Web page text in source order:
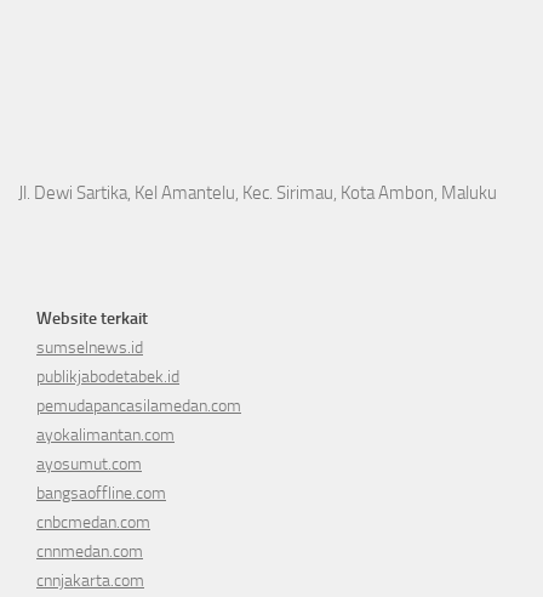
Jl. Dewi Sartika, Kel Amantelu, Kec. Sirimau, Kota Ambon, Maluku
Website terkait
sumselnews.id
publikjabodetabek.id
pemudapancasilamedan.com
ayokalimantan.com
ayosumut.com
bangsaoffline.com
cnbcmedan.com
cnnmedan.com
cnnjakarta.com